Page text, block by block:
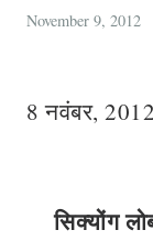
November 9, 2012
8 नवंबर, 2012
सिक्योंग